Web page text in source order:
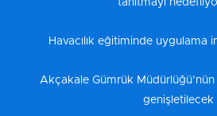
tanıtmayı
Havacılık eğitiminde uygulama
Akçakale Gümrük
genişletilecek